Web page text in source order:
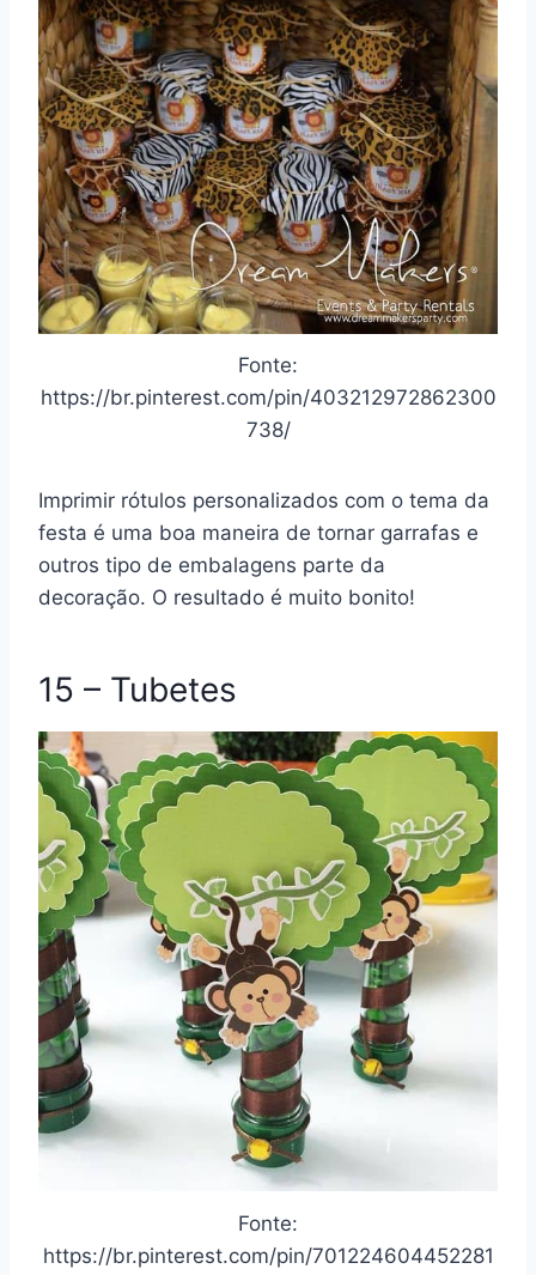
Fonte:
https://br.pinterest.com/pin/403212972862300
738/
Imprimir rótulos personalizados com o tema da
festa é uma boa maneira de tornar garrafas e
outros tipo de embalagens parte da
decoração. O resultado é muito bonito!
15 – Tubetes
Fonte:
https://br.pinterest.com/pin/701224604452281